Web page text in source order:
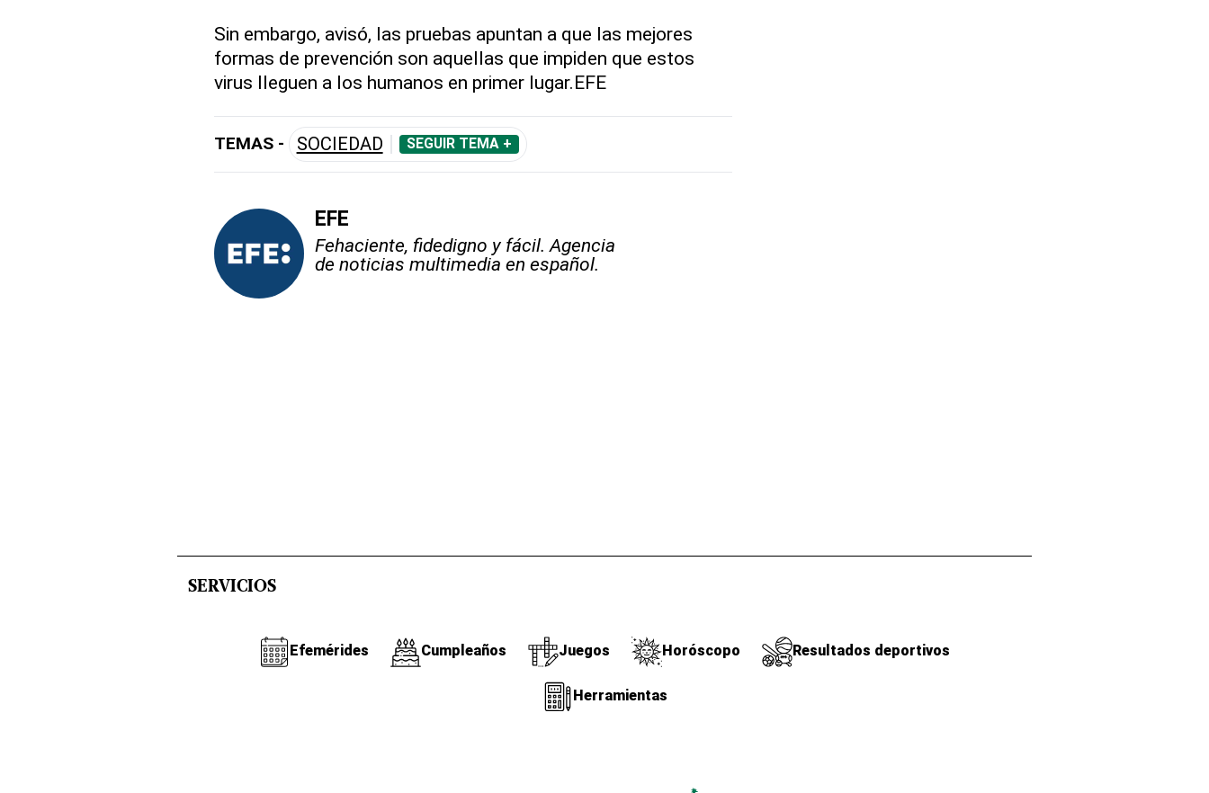
Sin embargo, avisó, las pruebas apuntan a que las mejores
formas de prevención son aquellas que impiden que estos
virus lleguen a los humanos en primer lugar.EFE
TEMAS - SOCIEDAD SEGUIR TEMA +
EFE
Fehaciente, fidedigno y fácil. Agencia
de noticias multimedia en español.
SERVICIOS
Efemérides Cumpleaños Juegos Horóscopo Resultados deportivos
Herramientas